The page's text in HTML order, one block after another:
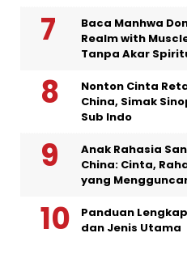
Baca Manhwa
Realm with
Tanpa Akar
Nonton Cinta
China, Simak
Sub Indo
Anak Rahasia
China: Cinta,
yang
Panduan
dan Jenis Utama